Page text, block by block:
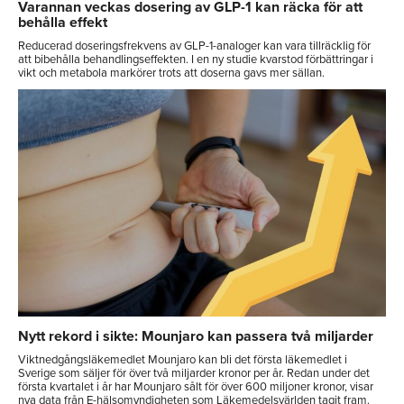
Varannan veckas dosering av GLP-1 kan räcka för att
behålla effekt
Reducerad doseringsfrekvens av GLP-1-analoger kan vara tillräcklig för
att bibehålla behandlingseffekten. I en ny studie kvarstod förbättringar i
vikt och metabola markörer trots att doserna gavs mer sällan.
Nytt rekord i sikte: Mounjaro kan passera två miljarder
Viktnedgångsläkemedlet Mounjaro kan bli det första läkemedlet i
Sverige som säljer för över två miljarder kronor per år. Redan under det
första kvartalet i år har Mounjaro sålt för över 600 miljoner kronor, visar
nya data från E-hälsomyndigheten som Läkemedelsvärlden tagit fram.